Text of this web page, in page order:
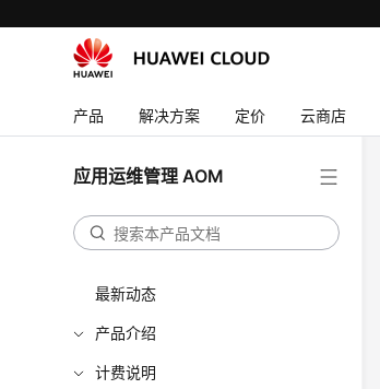
产品 解决方案 定价 云商店
应用运维管理 AOM
最新动态
产品介绍
计费说明